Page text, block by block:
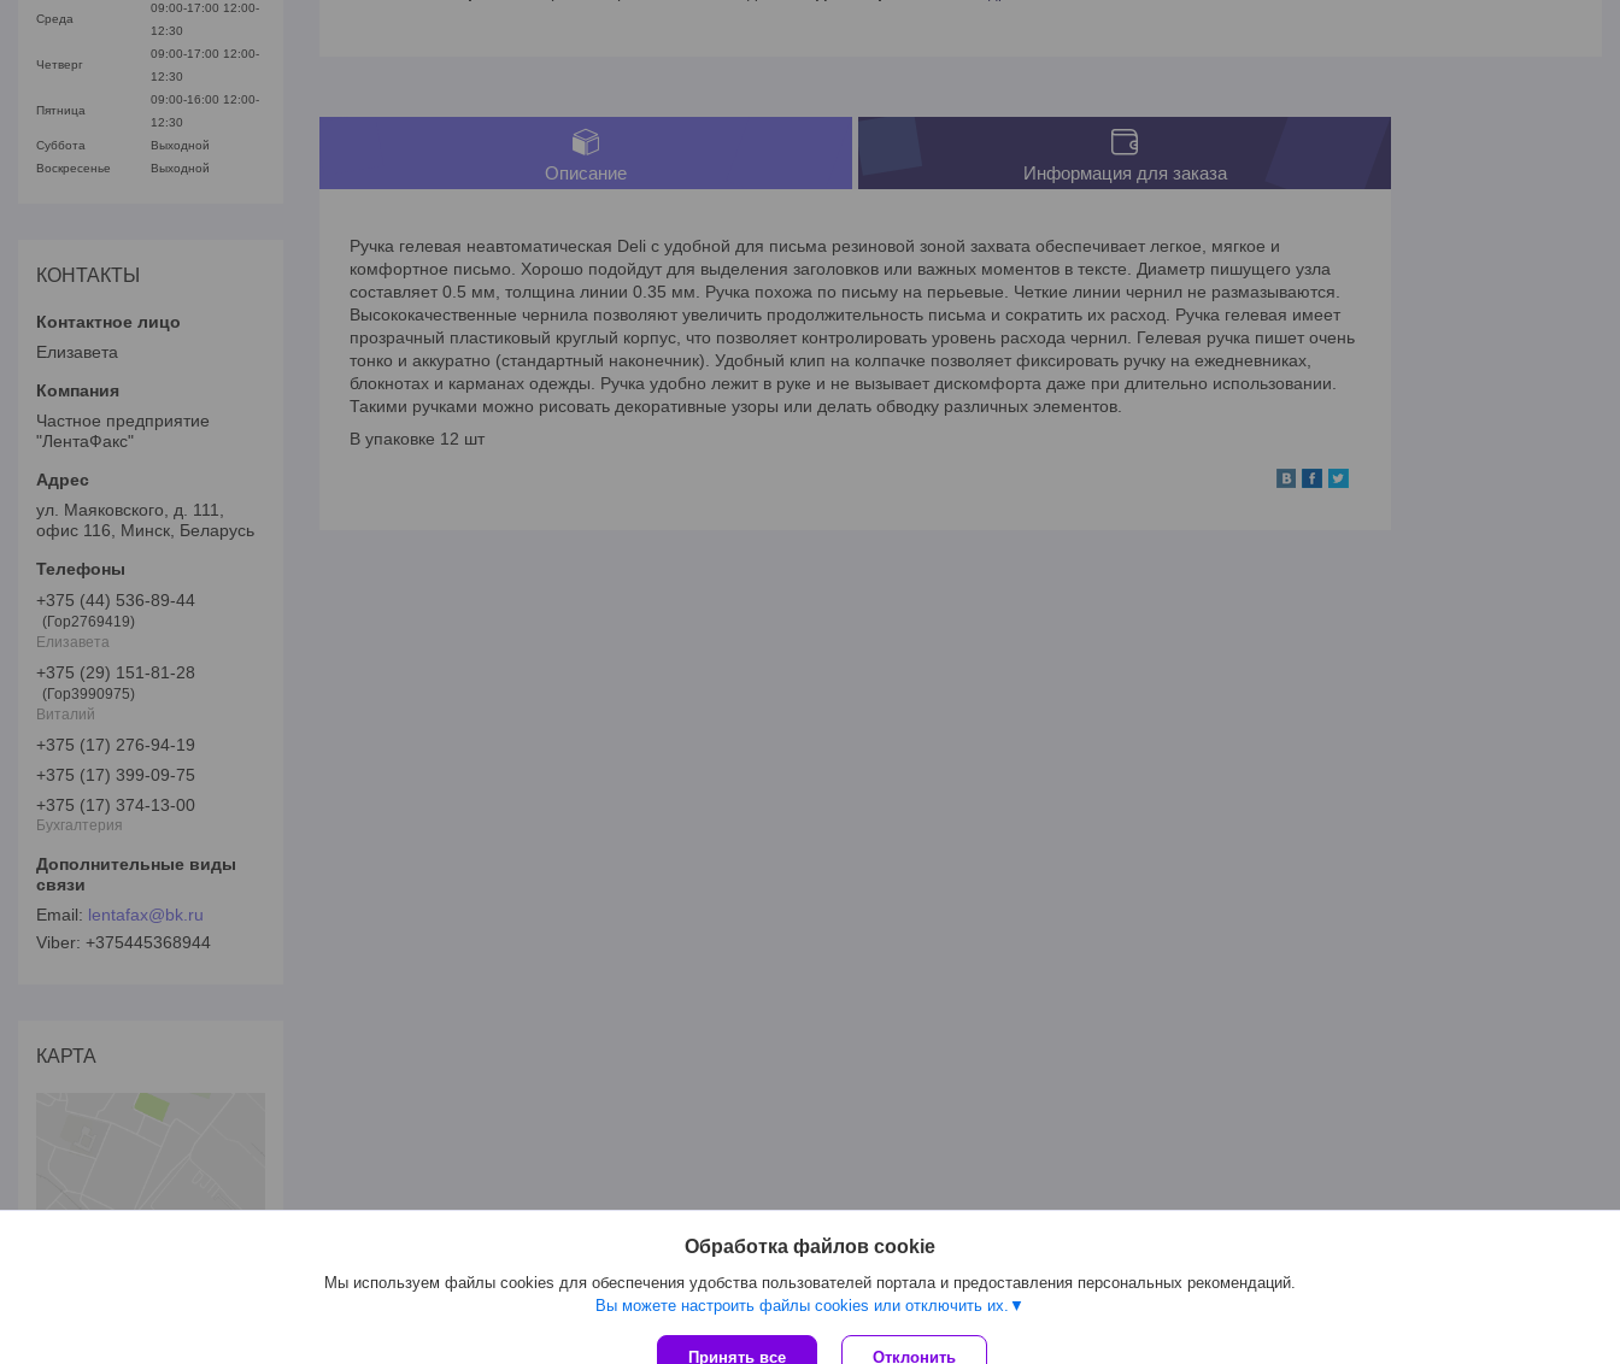
Описание Информация для заказа
Ручка гелевая неавтоматическая Deli с удобной для письма резиновой зоной захвата обеспечивает легкое, мягкое и
комфортное письмо. Хорошо подойдут для выделения заголовков или важных моментов в тексте. Диаметр пишущего узла
составляет 0.5 мм, толщина линии 0.35 мм. Ручка похожа по письму на перьевые. Четкие линии чернил не размазываются.
Высококачественные чернила позволяют увеличить продолжительность письма и сократить их расход. Ручка гелевая имеет
прозрачный пластиковый круглый корпус, что позволяет контролировать уровень расхода чернил. Гелевая ручка пишет очень
тонко и аккуратно (стандартный наконечник). Удобный клип на колпачке позволяет фиксировать ручку на ежедневниках,
блокнотах и карманах одежды. Ручка удобно лежит в руке и не вызывает дискомфорта даже при длительно использовании.
Такими ручками можно рисовать декоративные узоры или делать обводку различных элементов.
В упаковке 12 шт
Среда
09:00-17:00 12:00-
12:30
Четверг
09:00-17:00 12:00-
12:30
Пятница
09:00-16:00 12:00-
12:30
Суббота
Выходной
Воскресенье
Выходной
КОНТАКТЫ
Елизавета
Частное предприятие
"ЛентаФакс"
ул. Маяковского, д. 111,
офис 116, Минск, Беларусь
+375 (44) 536-89-44
Гор2769419
Елизавета
+375 (29) 151-81-28
Гор3990975
Виталий
+375 (17) 276-94-19
+375 (17) 399-09-75
+375 (17) 374-13-00
Бухгалтерия
lentafax@bk.ru
+375445368944
КАРТА
Сайт создан на платформе Deal.by
Обработка файлов cookie
Мы используем файлы cookies для обеспечения удобства пользователей портала и предоставления персональных рекомендаций.
Вы можете настроить файлы cookies или отключить их.
Принять все Отклонить